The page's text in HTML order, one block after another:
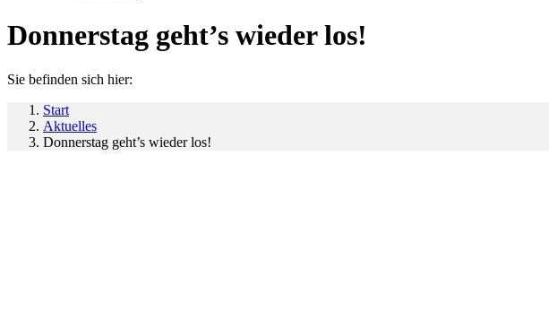
Donnerstag geht’s wieder los!
Sie befinden sich hier:
Start
Aktuelles
Donnerstag geht’s wieder los!